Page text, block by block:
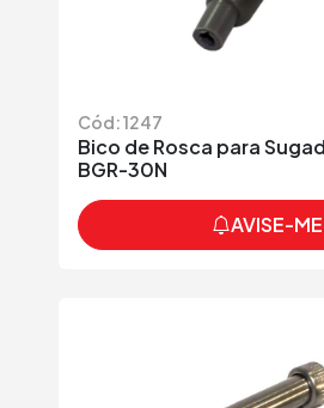
Cód: 1247
Bico de Rosca para
BGR-30N
AVISE-ME